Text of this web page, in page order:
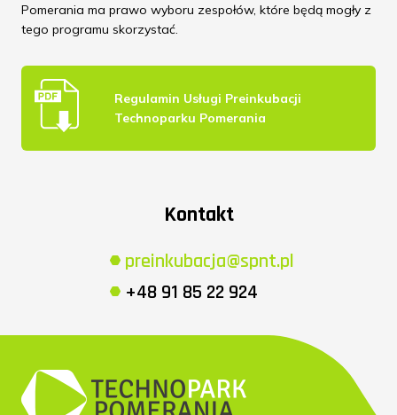
Pomerania ma prawo wyboru zespołów, które będą mogły z
tego programu skorzystać.
Regulamin Usługi Preinkubacji
Technoparku Pomerania
Kontakt
preinkubacja@spnt.pl
+48 91 85 22 924